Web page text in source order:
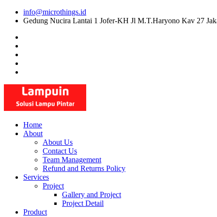
Skip
info@microthings.id
Gedung Nucira Lantai 1 Jofer-KH Jl M.T.Haryono Kav 27
Home
About
About Us
Contact Us
Team Management
Refund and Returns Policy
Services
Project
Gallery and Project
Project Detail
Product